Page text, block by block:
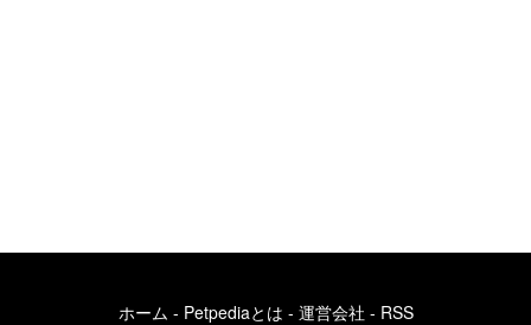
ホーム - Petpediaとは - 運営会社 - RSS